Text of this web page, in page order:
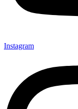
Instagram